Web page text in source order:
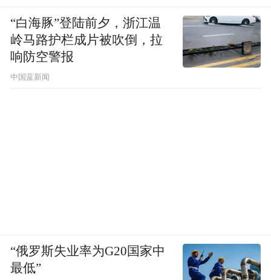
西年味。
“白海豚”登陆前夕，浙江温
岭马路护栏成片被吹倒，拉
响防空警报
中国蓝新闻
“俄罗斯失业率为G20国家中
最低”